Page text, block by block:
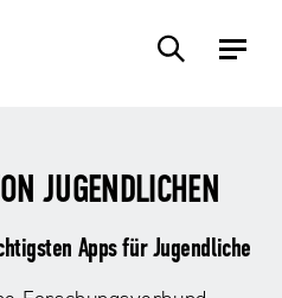
JUGENDLICHEN
Apps für Jugendliche